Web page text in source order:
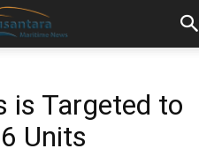
is Targeted to
Units